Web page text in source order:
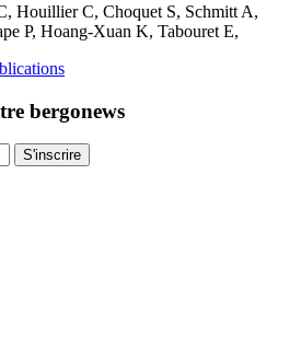
Houillier C, Choquet S, Schmitt A,
P, Hoang-Xuan K, Tabouret E,
bergonews
S'inscrire